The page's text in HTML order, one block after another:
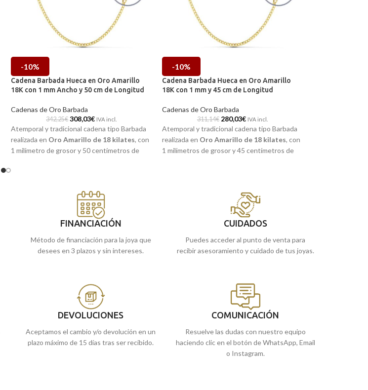
-10%
Cadena Barbada Hueca en Oro Amarillo
18K con 1 mm Ancho y 50 cm de Longitud
Cadenas de Oro Barbada
342,25€ 308,03€ IVA incl.
Atemporal y tradicional cadena tipo Barbada
realizada en Oro Amarillo de 18 kilates, con
1 milímetro de grosor y 50 centímetros de
de Málaga, o si la compras online te la
-10%
Cadena Barbada Hueca en Oro Amarillo
18K con 1 mm y 45 cm de Longitud
Cadenas de Oro Barbada
311,14€ 280,03€ IVA incl.
Atemporal y tradicional cadena tipo Barbada
realizada en Oro Amarillo de 18 kilates, con
1 milímetros de grosor y 45 centímetros de
, o si la compras online te la
FINANCIACIÓN
Método de financiación para la joya que
desees en 3 plazos y sin intereses.
CUIDADOS
Puedes acceder al punto de venta para
recibir asesoramiento y cuidado de tus joyas.
DEVOLUCIONES
Aceptamos el cambio y/o devolución en un
plazo máximo de 15 días tras ser recibido.
COMUNICACIÓN
Resuelve las dudas con nuestro equipo
haciendo clic en el botón de WhatsApp, Email
o Instagram.